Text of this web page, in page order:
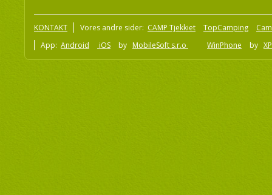
KONTAKT Vores andre sider: CAMP Tjekkiet TopCamping
App: Android iOS by MobileSoft s.r.o WinPhone by